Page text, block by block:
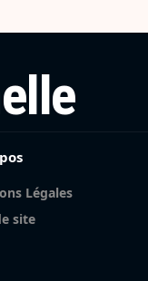
Légales
site